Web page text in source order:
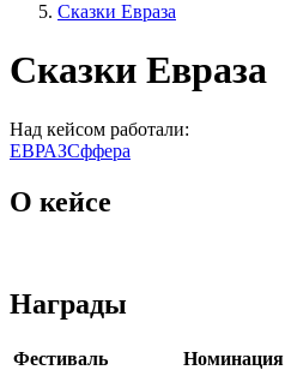
Сказки Евраза
Сказки Евраза
Над кейсом работали:
ЕВРАЗСффера
О кейсе
Награды
Фестиваль Номинация